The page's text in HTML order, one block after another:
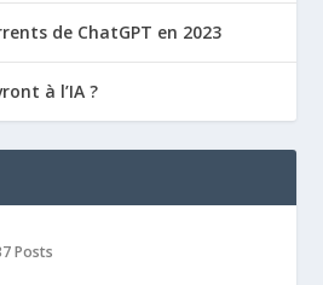
de ChatGPT en 2023
à l’IA ?
Posts